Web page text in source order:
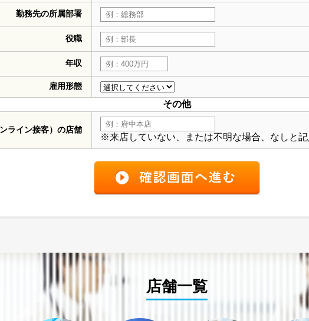
勤務先の所属部署
役職
年収
雇用形態
その他
ライン接客）の店舗
※来店していない、または不明な場合、なしと
店舗一覧